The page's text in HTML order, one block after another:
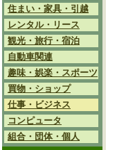
住まい・家具・引越
レンタル・リース
観光・旅行・宿泊
自動車関連
趣味・娯楽・スポーツ
買物・ショップ
仕事・ビジネス
コンピュータ
組合・団体・個人